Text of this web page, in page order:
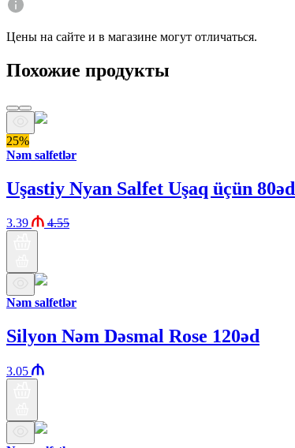
Цены на сайте и в магазине могут отличаться.
Похожие продукты
25%
Nəm salfetlər
Uşastiy Nyan Salfet Uşaq üçün 80əd
3.39 4.55
Nəm salfetlər
Silyon Nəm Dəsmal Rose 120əd
3.05